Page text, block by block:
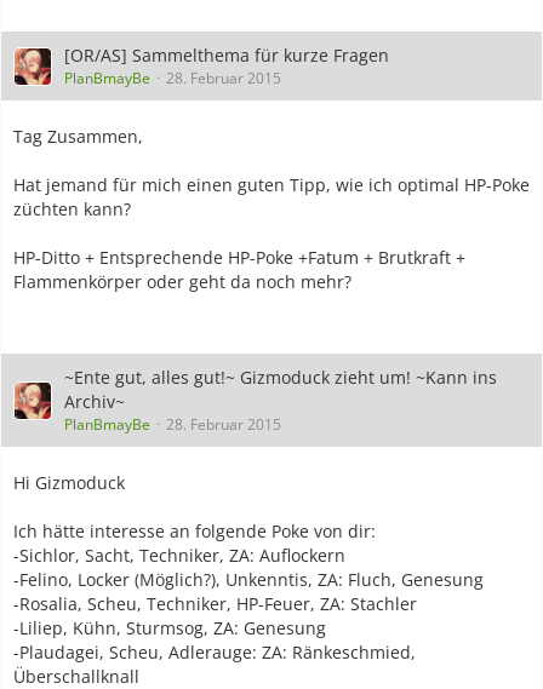
[OR/AS] Sammelthema für kurze Fragen
PlanBmayBe 28. Februar 2015
Tag Zusammen,
Hat jemand für mich einen guten Tipp, wie ich optimal HP-Poke
züchten kann?
HP-Ditto + Entsprechende HP-Poke +Fatum + Brutkraft +
Flammenkörper oder geht da noch mehr?
~Ente gut, alles gut!~ Gizmoduck zieht um! ~Kann ins
Archiv~
PlanBmayBe 28. Februar 2015
Hi Gizmoduck
Ich hätte interesse an folgende Poke von dir:
-Sichlor, Sacht, Techniker, ZA: Auflockern
-Felino, Locker (Möglich?), Unkenntis, ZA: Fluch, Genesung
-Rosalia, Scheu, Techniker, HP-Feuer, ZA: Stachler
-Liliep, Kühn, Sturmsog, ZA: Genesung
-Plaudagei, Scheu, Adlerauge: ZA: Ränkeschmied,
Überschallknall